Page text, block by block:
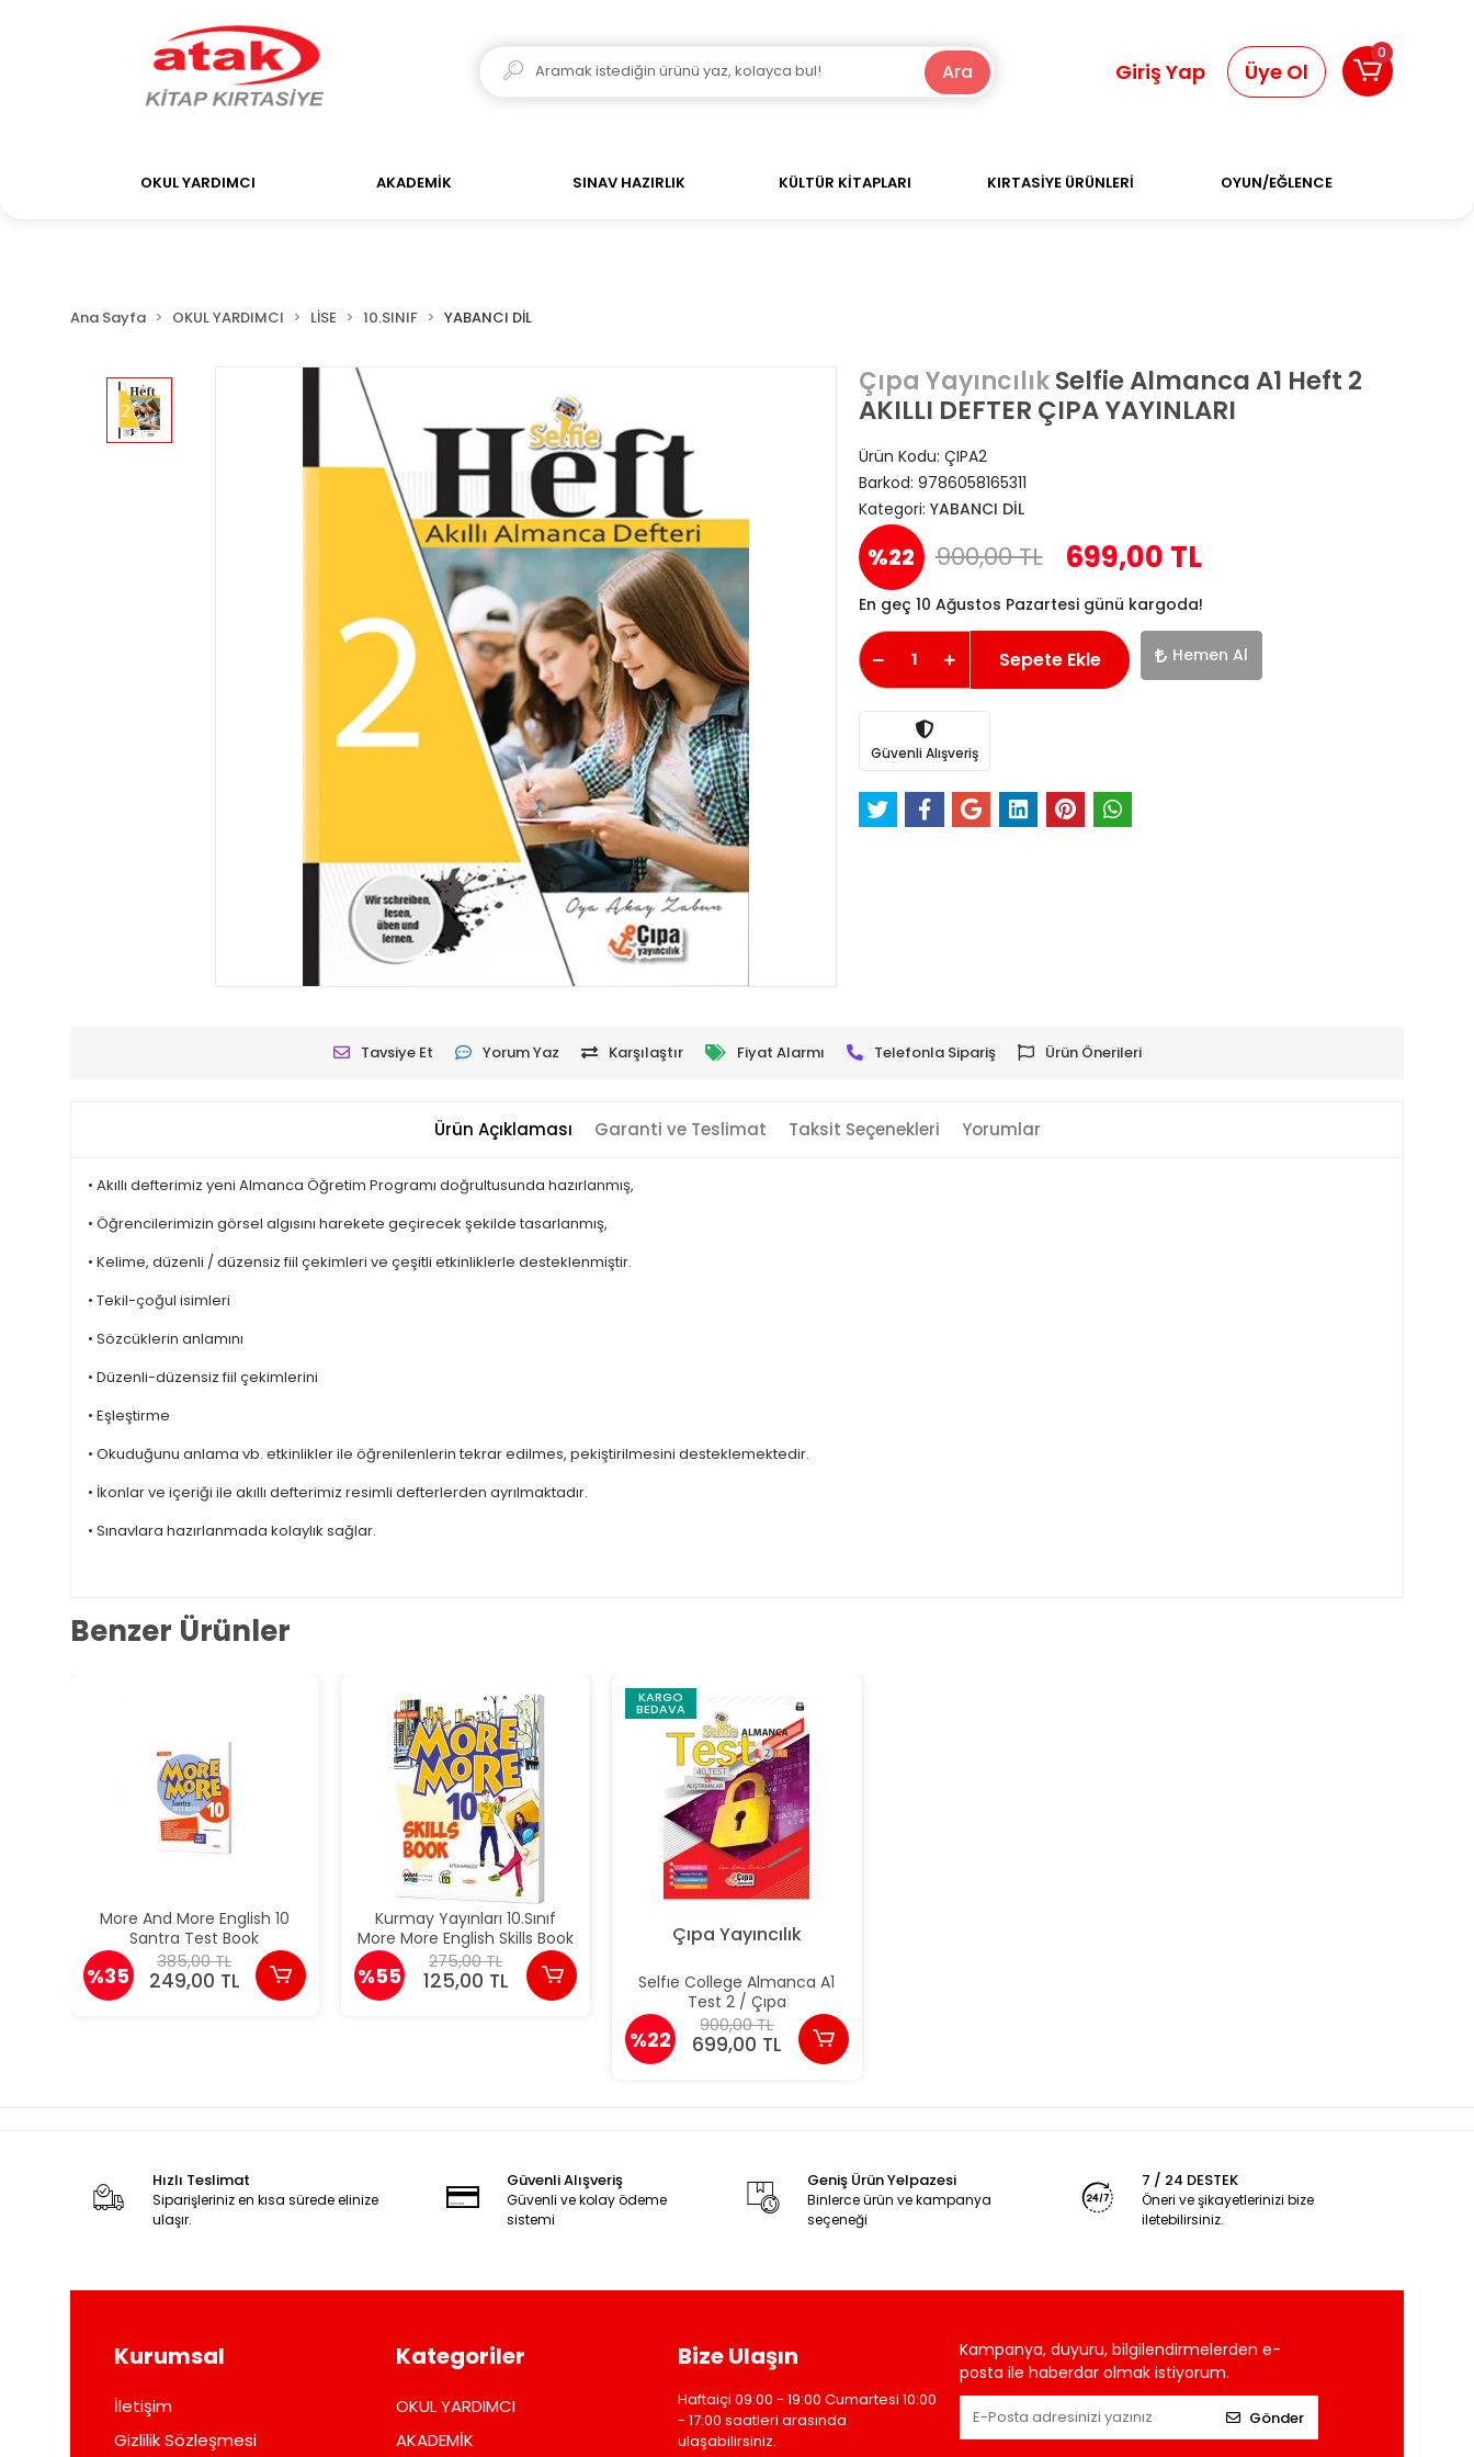
Ara Giriş Yap Üye Ol
0
OKUL YARDIMCI AKADEMİK SINAV HAZIRLIK KÜLTÜR KİTAPLARI KIRTASİYE ÜRÜNLERİ OYUN/EĞLENCE
Ana Sayfa OKUL YARDIMCI LİSE 10.SINIF YABANCI DİL
Çıpa YayıncılıkSelfie Almanca A1 Heft 2
AKILLI DEFTER ÇIPA YAYINLARI
Ürün Kodu: ÇIPA2
Barkod: 9786058165311
Kategori: YABANCI DİL
%22 900,00 TL 699,00 TL
En geç 10 Ağustos Pazartesi günü kargoda!
Sepete Ekle Hemen Al
Güvenli Alışveriş
Tavsiye Et Yorum Yaz Karşılaştır Fiyat Alarmı Telefonla Sipariş Ürün Önerileri
Ürün Açıklaması Garanti ve Teslimat Taksit Seçenekleri Yorumlar
• Akıllı defterimiz yeni Almanca Öğretim Programı doğrultusunda hazırlanmış,
• Öğrencilerimizin görsel algısını harekete geçirecek şekilde tasarlanmış,
• Kelime, düzenli / düzensiz fiil çekimleri ve çeşitli etkinliklerle desteklenmiştir.
• Tekil-çoğul isimleri
• Sözcüklerin anlamını
• Düzenli-düzensiz fiil çekimlerini
• Eşleştirme
• Okuduğunu anlama vb. etkinlikler ile öğrenilenlerin tekrar edilmes, pekiştirilmesini desteklemektedir.
• İkonlar ve içeriği ile akıllı defterimiz resimli defterlerden ayrılmaktadır.
• Sınavlara hazırlanmada kolaylık sağlar.
Benzer Ürünler
More And More English 10
Santra Test Book
%35
385,00 TL
249,00 TL
Kurmay Yayınları 10.Sınıf
More More English Skills Book
%55
275,00 TL
125,00 TL
KARGO
BEDAVA
Çıpa Yayıncılık
Selfıe College Almanca A1
Test 2 / Çıpa
%22
900,00 TL
699,00 TL
Hızlı Teslimat
Siparişleriniz en kısa sürede elinize
ulaşır.
Güvenli Alışveriş
Güvenli ve kolay ödeme
sistemi
Geniş Ürün Yelpazesi
Binlerce ürün ve kampanya
seçeneği
7 / 24 DESTEK
Öneri ve şikayetlerinizi bize
iletebilirsiniz.
Kurumsal
İletişim
Gizlilik Sözleşmesi
Kategoriler
OKUL YARDIMCI
AKADEMİK
Bize Ulaşın
Haftaiçi 09:00 - 19:00 Cumartesi 10:00
- 17:00 saatleri arasında
ulaşabilirsiniz.
Kampanya, duyuru, bilgilendirmelerden e-
posta ile haberdar olmak istiyorum.
Gönder